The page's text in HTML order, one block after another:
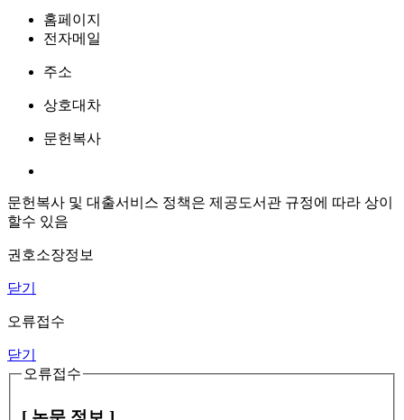
홈페이지
전자메일
주소
상호대차
문헌복사
문헌복사 및 대출서비스 정책은 제공도서관 규정에 따라 상이
할수 있음
권호소장정보
닫기
오류접수
닫기
오류접수